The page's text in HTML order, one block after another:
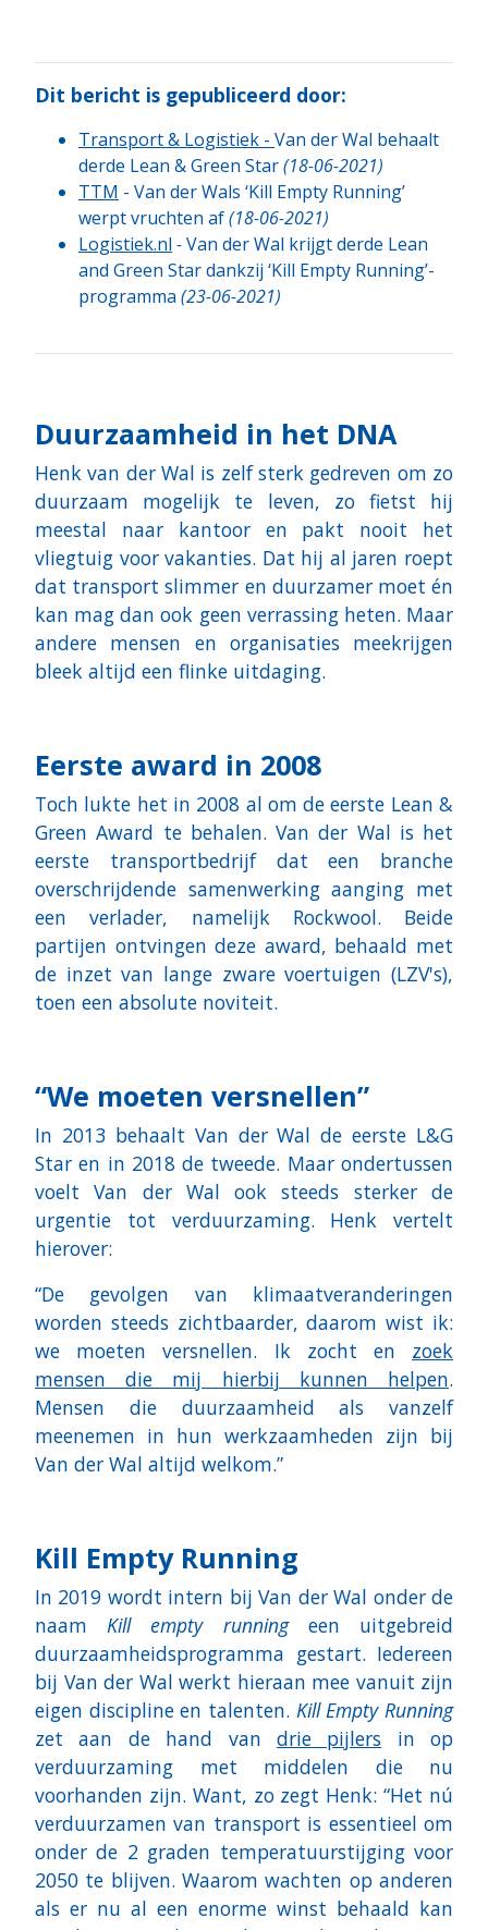
Dit bericht is gepubliceerd door:
Transport & Logistiek - Van der Wal behaalt
derde Lean & Green Star(18-06-2021)
TTM - Van der Wals ‘Kill Empty Running’
werpt vruchten af(18-06-2021)
Logistiek.nl -Van der Wal krijgt derde Lean
and Green Star dankzij ‘Kill Empty Running’-
programma (23-06-2021)
Duurzaamheid in het DNA
Henk van der Wal is zelf sterk gedreven om zo
duurzaam mogelijk te leven, zo fietst hij
meestal naar kantoor en pakt nooit het
vliegtuig voor vakanties. Dat hij al jaren roept
dat transport slimmer en duurzamer moet én
kan mag dan ook geen verrassing heten. Maar
andere mensen en organisaties meekrijgen
bleek altijd een flinke uitdaging.
Eerste award in 2008
Toch lukte het in 2008 al om de eerste Lean &
Green Award te behalen. Van der Wal is het
eerste transportbedrijf dat een branche
overschrijdende samenwerking aanging met
een verlader, namelijk Rockwool. Beide
partijen ontvingen deze award, behaald met
de inzet van lange zware voertuigen (LZV's),
toen een absolute noviteit.
“We moeten versnellen”
In 2013 behaalt Van der Wal de eerste L&G
Star en in 2018 de tweede. Maar ondertussen
voelt Van der Wal ook steeds sterker de
urgentie tot verduurzaming. Henk vertelt
hierover:
“De gevolgen van klimaatveranderingen
worden steeds zichtbaarder, daarom wist ik:
we moeten versnellen. Ik zocht en zoek
mensen die mij hierbij kunnen helpen.
Mensen die duurzaamheid als vanzelf
meenemen in hun werkzaamheden zijn bij
Van der Wal altijd welkom.”
Kill Empty Running
In 2019 wordt intern bij Van der Wal onder de
naamKill empty runningeen uitgebreid
duurzaamheidsprogramma gestart. Iedereen
bij Van der Wal werkt hieraan mee vanuit zijn
eigen discipline en talenten. Kill Empty Running
zet aan de hand van drie pijlers in op
verduurzaming met middelen die nu
voorhanden zijn. Want, zo zegt Henk: “Het nú
verduurzamen van transport is essentieel om
onder de 2 graden temperatuurstijging voor
2050 te blijven. Waarom wachten op anderen
als er nu al een enorme winst behaald kan